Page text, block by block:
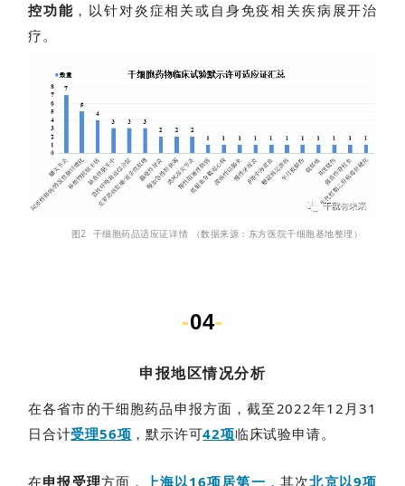
控功能 ，以针对炎症相关或自身免疫相关疾病展开治
疗。
图2 干细胞药品适应证详情 （数据来源：东方医院干细胞基地整理 ）
-04-
申报地区情况分析
在各省市的干细胞药品申报方面，截至2022年12月31
日合计受理56项 ，默示许可42项临床试验申请。
在申报受理方面， 上海以16项居第一 ，其次北京以9项